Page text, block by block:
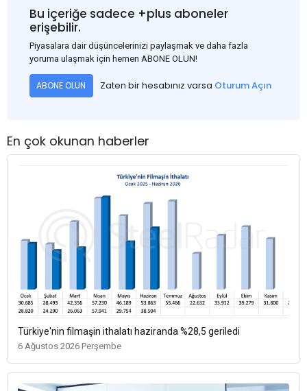
Bu içeriğe sadece +plus aboneler
erişebilir.
Piyasalara dair düşüncelerinizi paylaşmak ve daha fazla
yoruma ulaşmak için hemen ABONE OLUN!
ABONE OLUN Zaten bir hesabınız varsa Oturum Açın
En çok okunan haberler
Türkiye'nin filmaşin ithalatı haziranda %28,5 geriledi
6 Ağustos 2026 Perşembe